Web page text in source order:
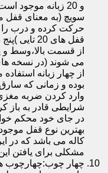
و 20 زبانه
سویچ (به معنای قفل
حرکت کرده و درب را
قفل های 20
از قسمت بالا،وسط
از چهار زبانه
بوده و زمانی که
وارد کردن ضربه
شرایطی قادر به باز
در جای خود محکم
بهترین نوع قفل
کاله می باشد که در
مشکلی برای یافتن
چهار چوب:چهارچوب